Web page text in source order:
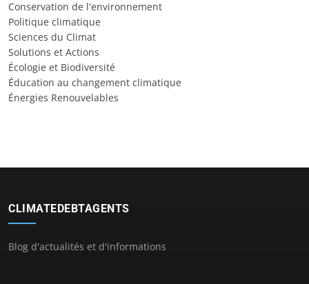
Conservation de l'environnement
Politique climatique
Sciences du Climat
Solutions et Actions
Écologie et Biodiversité
Éducation au changement climatique
Énergies Renouvelables
CLIMATEDEBTAGENTS
Blog d'actualités et d'informations